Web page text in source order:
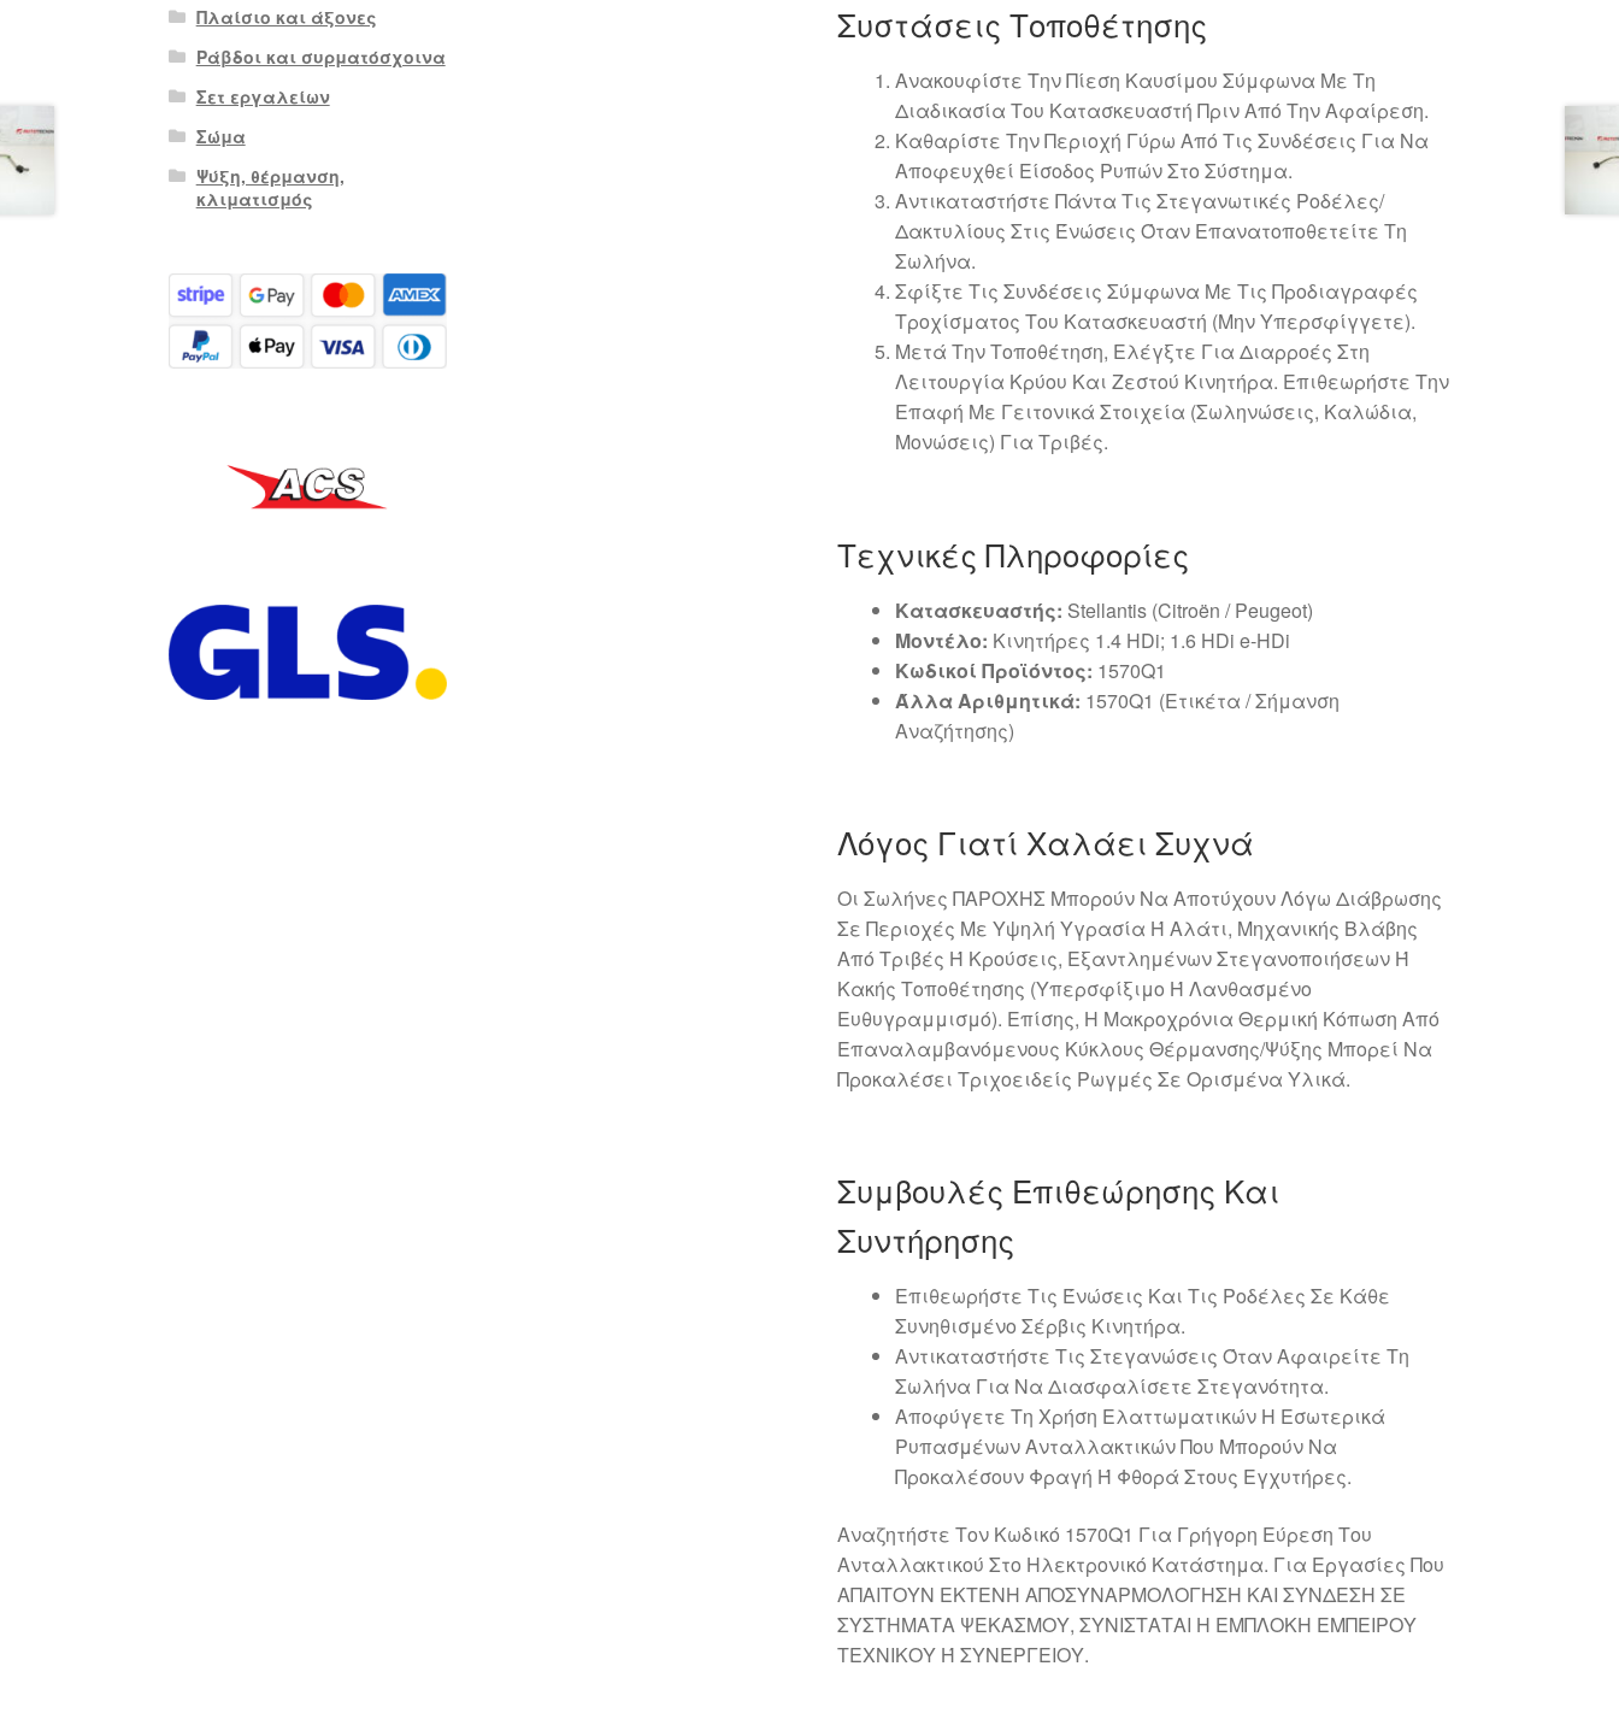
Συστάσεις Τοποθέτησης
Ανακουφίστε Την Πίεση Καυσίμου Σύμφωνα Με Τη
Διαδικασία Του Κατασκευαστή Πριν Από Την Αφαίρεση.
Καθαρίστε Την Περιοχή Γύρω Από Τις Συνδέσεις Για Να
Αποφευχθεί Είσοδος Ρυπών Στο Σύστημα.
Αντικαταστήστε Πάντα Τις Στεγανωτικές Ροδέλες/
Δακτυλίους Στις Ένώσεις Όταν Επανατοποθετείτε Τη
Σωλήνα.
Σφίξτε Τις Συνδέσεις Σύμφωνα Με Τις Προδιαγραφές
Τροχίσματος Του Κατασκευαστή (Μην Υπερσφίγγετε).
Μετά Την Τοποθέτηση, Ελέγξτε Για Διαρροές Στη
Λειτουργία Κρύου Και Ζεστού Κινητήρα. Επιθεωρήστε Την
Επαφή Με Γειτονικά Στοιχεία (Σωληνώσεις, Καλώδια,
Μονώσεις) Για Τριβές.
Τεχνικές Πληροφορίες
Κατασκευαστής: Stellantis (Citroën / Peugeot)
Μοντέλο: Κινητήρες 1.4 HDi; 1.6 HDi e‑HDi
Κωδικοί Προϊόντος: 1570Q1
Άλλα Αριθμητικά: 1570Q1 (Ετικέτα / Σήμανση
Αναζήτησης)
Λόγος Γιατί Χαλάει Συχνά
Οι Σωλήνες ΠΑΡΟΧΗΣ Μπορούν Να Αποτύχουν Λόγω Διάβρωσης
Σε Περιοχές Με Υψηλή Υγρασία Ή Αλάτι, Μηχανικής Βλάβης
Από Τριβές Ή Κρούσεις, Εξαντλημένων Στεγανοποιήσεων Ή
Κακής Τοποθέτησης (Υπερσφίξιμο Ή Λανθασμένο
Ευθυγραμμισμό). Επίσης, Η Μακροχρόνια Θερμική Κόπωση Από
Επαναλαμβανόμενους Κύκλους Θέρμανσης/Ψύξης Μπορεί Να
Προκαλέσει Τριχοειδείς Ρωγμές Σε Ορισμένα Υλικά.
Συμβουλές Επιθεώρησης Και
Συντήρησης
Επιθεωρήστε Τις Ένώσεις Και Τις Ροδέλες Σε Κάθε
Συνηθισμένο Σέρβις Κινητήρα.
Αντικαταστήστε Τις Στεγανώσεις Όταν Αφαιρείτε Τη
Σωλήνα Για Να Διασφαλίσετε Στεγανότητα.
Αποφύγετε Τη Χρήση Ελαττωματικών Η Εσωτερικά
Ρυπασμένων Ανταλλακτικών Που Μπορούν Να
Προκαλέσουν Φραγή Ή Φθορά Στους Εγχυτήρες.
Αναζητήστε Τον Κωδικό 1570Q1 Για Γρήγορη Εύρεση Του
Ανταλλακτικού Στο Ηλεκτρονικό Κατάστημα. Για Εργασίες Που
ΑΠΑΙΤΟΥΝ ΕΚΤΕΝΗ ΑΠΟΣΥΝΑΡΜΟΛΟΓΗΣΗ ΚΑΙ ΣΥΝΔΕΣΗ ΣΕ
ΣΥΣΤΗΜΑΤΑ ΨΕΚΑΣΜΟΥ, ΣΥΝΙΣΤΑΤΑΙ Η ΕΜΠΛΟΚΗ ΕΜΠΕΙΡΟΥ
ΤΕΧΝΙΚΟΥ Ή ΣΥΝΕΡΓΕΙΟΥ.
Πλαίσιο και άξονες
Ράβδοι και συρματόσχοινα
Σετ εργαλείων
Σώμα
Ψύξη, θέρμανση,
κλιματισμός